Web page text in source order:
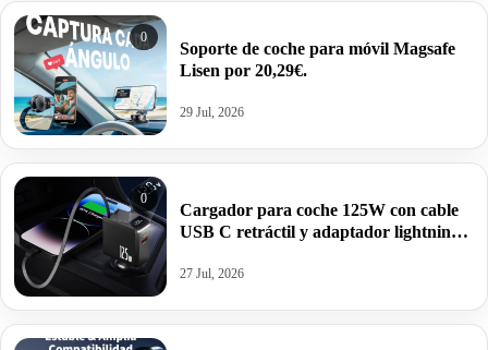
0
Soporte de coche para móvil Magsafe
Lisen por 20,29€.
29 Jul, 2026
0
Cargador para coche 125W con cable
USB C retráctil y adaptador lightning
27 Jul, 2026